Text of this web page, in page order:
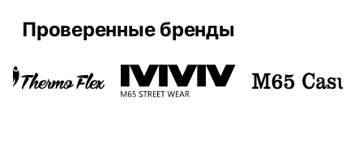
Проверенные бренды